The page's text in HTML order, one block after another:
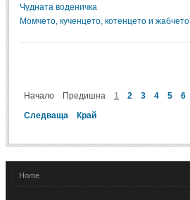
Чудната воденичка
Момчето, кученцето, котенцето и жабчето
Начало Предишна 1 2 3 4 5 6
Следваща
Край
Home